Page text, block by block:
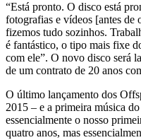
“Está pronto. O disco está
fotografias e vídeos [antes de
fizemos tudo sozinhos.
é fantástico, o tipo mais fixe
com ele”. O novo disco será
de um contrato de 20 anos
O último lançamento dos
2015 – e a primeira música
essencialmente o nosso
quatro anos, mas